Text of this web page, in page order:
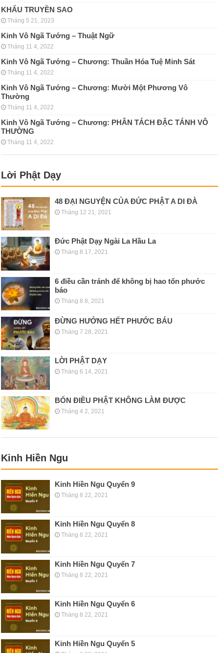
KHẨU TRUYỀN SAO
Tháng 5 21, 2023
Kinh Vô Ngã Tướng – Thuật Ngữ
Tháng 11 4, 2022
Kinh Vô Ngã Tướng – Chương: Thuần Hóa Tuệ Minh Sát
Tháng 11 4, 2022
Kinh Vô Ngã Tướng – Chương: Mười Một Phương Vô
Thường
Tháng 11 4, 2022
Kinh Vô Ngã Tướng – Chương: PHÂN TÁCH ÐẶC TÁNH VÔ
THƯỜNG
Tháng 11 4, 2022
Lời Phật Dạy
48 ĐẠI NGUYỆN CỦA ĐỨC PHẬT A DI ĐÀ
Tháng 12 21, 2021
Đức Phật Dạy Ngài La Hầu La
Tháng 8 17, 2021
6 điều cần tránh để không bị hao tổn phước
báo
Tháng 8 8, 2021
ĐỪNG HƯỞNG HẾT PHƯỚC BÁU
Tháng 7 28, 2021
LỜI PHẬT DẠY
Tháng 6 14, 2021
BỐN ĐIỀU PHẬT KHÔNG LÀM ĐƯỢC
Tháng 4 2, 2021
Kinh Hiền Ngu
Kinh Hiền Ngu Quyển 9
Tháng 8 22, 2021
Kinh Hiền Ngu Quyển 8
Tháng 8 22, 2021
Kinh Hiền Ngu Quyển 7
Tháng 8 22, 2021
Kinh Hiền Ngu Quyển 6
Tháng 8 22, 2021
Kinh Hiền Ngu Quyển 5